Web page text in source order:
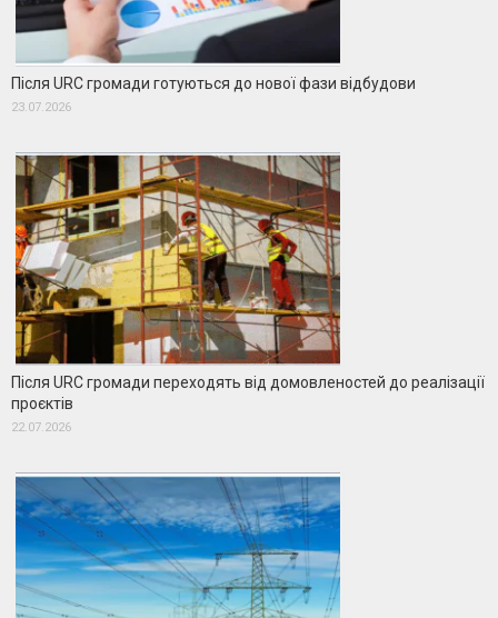
Після URC громади готуються до нової фази відбудови
23.07.2026
Після URC громади переходять від домовленостей до реалізації
проєктів
22.07.2026